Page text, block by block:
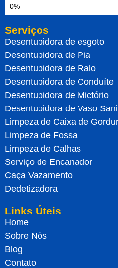
Serviços
Desentupidora de esgoto
Desentupidora de Pia
Desentupidora de Ralo
Desentupidora de Conduíte
Desentupidora de Mictório
Desentupidora de Vaso
Limpeza de Caixa de
Limpeza de Fossa
Limpeza de Calhas
Serviço de Encanador
Caça Vazamento
Dedetizadora
Links Úteis
Home
Sobre Nós
Blog
Contato